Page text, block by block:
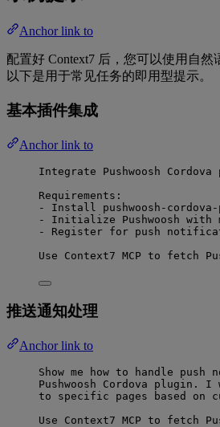
Anchor link to
配置好 Context7 后，您可以使用自然
以下是用于常见任务的即用型提示。
基本插件集成
Anchor link to
Integrate Pushwoosh
Requirements:
- Install pushwoosh-
- Initialize Pushwoosh with
- Register for push
Use Context7 MCP to fetch
推送通知处理
Anchor link to
Show me how to handle
Pushwoosh Cordova plugin.
to specific pages based on
Use Context7 MCP to fetch